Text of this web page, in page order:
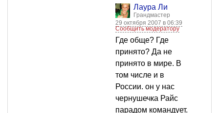
Лаура Ли
Грандмастер
29 октября 2007 в 06:39
Сообщить модератору
Где обще? Где
принято? Да не
принято в мире. В
том числе и в
России. он у нас
чернушечка Райс
парадом командует.